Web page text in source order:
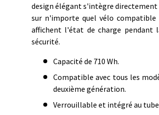
design élégant s'intègre
sur n'importe quel vélo compatible
affichent l'état de charge pendant
sécurité.
Capacité de 710 Wh.
Compatible avec tous les
deuxième génération.
Verrouillable et intégré au